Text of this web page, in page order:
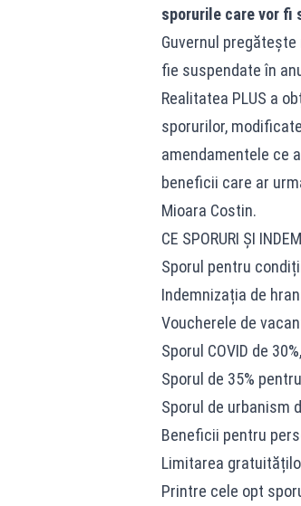
sporurile care vor fi
Guvernul
fie suspendate în
Realitatea PLUS a
sporurilor,
amendamentele ce
beneficii care ar
Mioara Costin.
CE SPORURI ȘI
Sporul pentru
Indemnizația de
Voucherele de
Sporul COVID de
Sporul de 35%
Sporul de urbanism
Beneficii pentru
Limitarea
Printre cele opt